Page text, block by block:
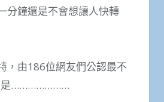
分鐘還是不會想讓人快轉
，由186位網友們公認最不
是…………………